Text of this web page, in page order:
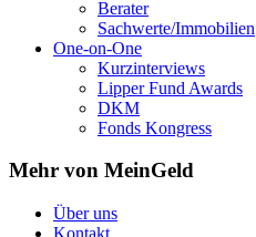
Berater
Sachwerte/Immobilien
One-on-One
Kurzinterviews
Lipper Fund Awards
DKM
Fonds Kongress
Mehr von MeinGeld
Über uns
Kontakt